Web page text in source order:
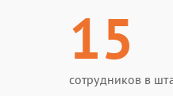
15
сотрудников в